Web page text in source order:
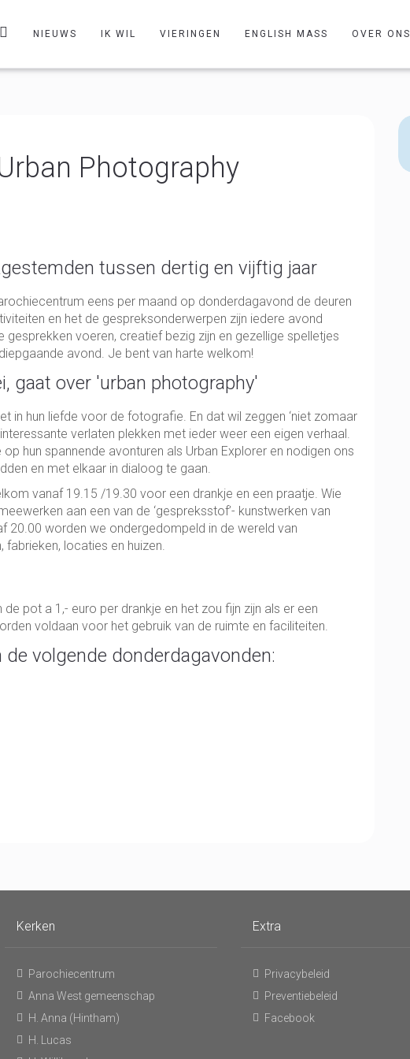
NIEUWS IK WIL VIERINGEN ENGLISH MASS OVER ONS
Photography
tussen dertig en vijftig jaar
eens per maand op donderdagavond de deuren
en het de gespreksonderwerpen zijn iedere avond
voeren, creatief bezig zijn en gezellige spelletjes
avond. Je bent van harte welkom!
gaat over 'urban photography'
in hun liefde voor de fotografie. En dat wil zeggen ‘niet zomaar
verlaten plekken met ieder weer een eigen verhaal.
hun spannende avonturen als Urban Explorer en nodigen ons
en met elkaar in dialoog te gaan.
vanaf 19.15 /19.30 voor een drankje en een praatje. Wie
aan een van de ‘gespreksstof’- kunstwerken van
20.00 worden we ondergedompeld in de wereld van
fabrieken, locaties en huizen.
pot a 1,- euro per drankje en het zou fijn zijn als er een
voldaan voor het gebruik van de ruimte en faciliteiten.
volgende donderdagavonden:
Kerken
Parochiecentrum
Anna West gemeenschap
H. Anna (Hintham)
H. Lucas
Extra
Privacybeleid
Preventiebeleid
Facebook